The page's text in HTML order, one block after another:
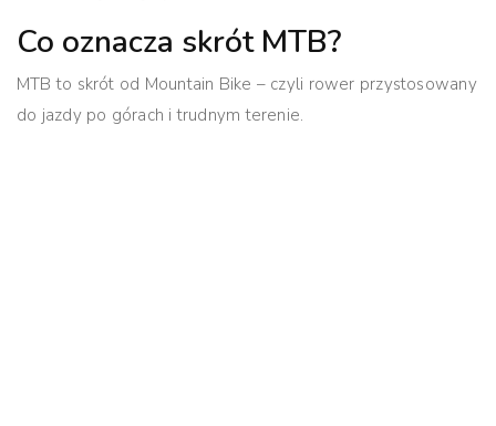
Co oznacza skrót MTB?
MTB to skrót od Mountain Bike – czyli rower przystosowany
do jazdy po górach i trudnym terenie.